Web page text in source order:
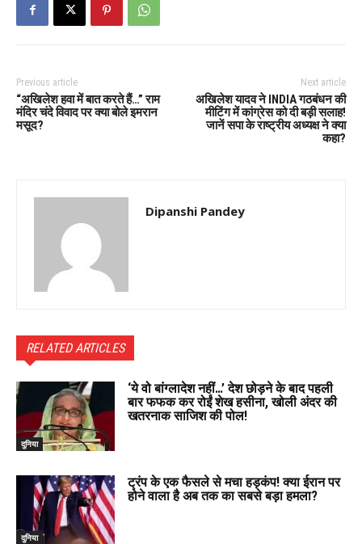
Previous article
“अखिलेश हवा में बात करते हैं…” राम
मंदिर चंदे विवाद पर क्या बोले इमरान
मसूद?
Next article
अखिलेश यादव ने INDIA गठबंधन की
मीटिंग में कांग्रेस को दी बड़ी सलाह!
जानें सपा के राष्ट्रीय अध्यक्ष ने क्या
कहा?
Dipanshi Pandey
RELATED ARTICLES
दुनिया
‘ये वो बांग्लादेश नहीं…’ देश छोड़ने के बाद पहली
बार फफक कर रोईं शेख हसीना, खोली अंदर की
खतरनाक साजिश की पोल!
दुनिया
ट्रंप के एक फैसले से मचा हड़कंप! क्या ईरान पर
होने वाला है अब तक का सबसे बड़ा हमला?